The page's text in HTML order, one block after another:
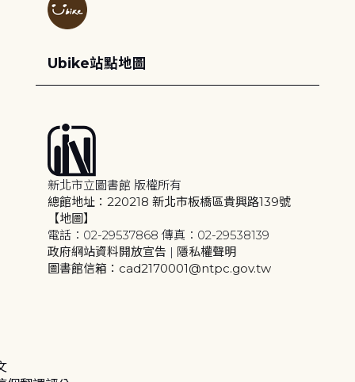
Ubike站點地圖
新北市立圖書館 版權所有
總館地址：220218 新北市板橋區貴興路139號
【地圖】
電話：02-29537868 傳真：02-29538139
政府網站資料開放宣告 | 隱私權聲明
圖書館信箱：cad2170001@ntpc.gov.tw